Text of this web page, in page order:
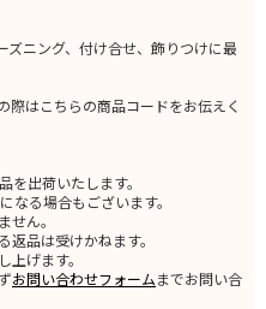
ズニング、付け合せ、飾りつけに最
はこちらの商品コードをお伝えく
出荷いたします。
る場合もございます。
ん。
品は受けかねます。
げます。
お問い合わせフォームまでお問い合